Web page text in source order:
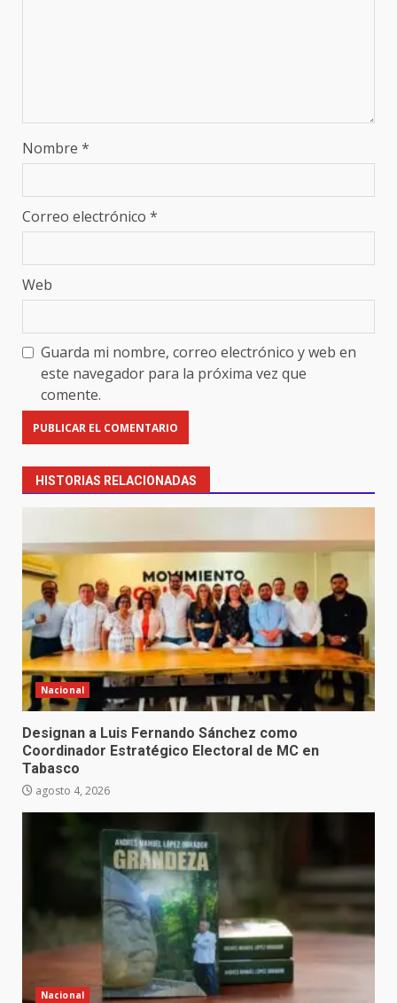
Nombre *
Correo electrónico *
Web
Guarda mi nombre, correo electrónico y web en
este navegador para la próxima vez que
comente.
HISTORIAS RELACIONADAS
Nacional
Designan a Luis Fernando Sánchez como
Coordinador Estratégico Electoral de MC en
Tabasco
agosto 4, 2026
Nacional